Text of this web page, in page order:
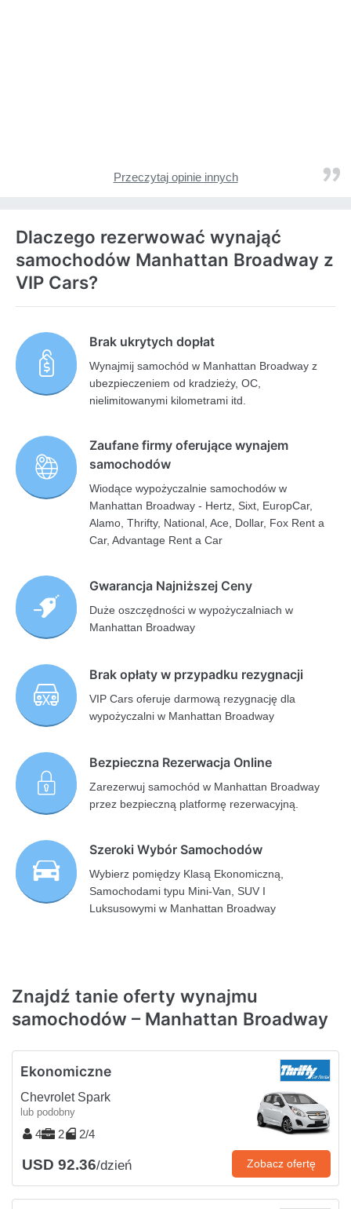
Przeczytaj opinie innych
Dlaczego rezerwować wynająć
samochodów Manhattan Broadway z
VIP Cars?
Brak ukrytych dopłat
Wynajmij samochód w Manhattan Broadway z
ubezpieczeniem od kradzieży, OC,
nielimitowanymi kilometrami itd.
Zaufane firmy oferujące wynajem
samochodów
Wiodące wypożyczalnie samochodów w
Manhattan Broadway - Hertz, Sixt, EuropCar,
Alamo, Thrifty, National, Ace, Dollar, Fox Rent a
Car, Advantage Rent a Car
Gwarancja Najniższej Ceny
Duże oszczędności w wypożyczalniach w
Manhattan Broadway
Brak opłaty w przypadku rezygnacji
VIP Cars oferuje darmową rezygnację dla
wypożyczalni w Manhattan Broadway
Bezpieczna Rezerwacja Online
Zarezerwuj samochód w Manhattan Broadway
przez bezpieczną platformę rezerwacyjną.
Szeroki Wybór Samochodów
Wybierz pomiędzy Klasą Ekonomiczną,
Samochodami typu Mini-Van, SUV I
Luksusowymi w Manhattan Broadway
Znajdź tanie oferty wynajmu
samochodów – Manhattan Broadway
Ekonomiczne
Chevrolet Spark
lub podobny
4 2 2/4
USD 92.36/dzień Zobacz ofertę